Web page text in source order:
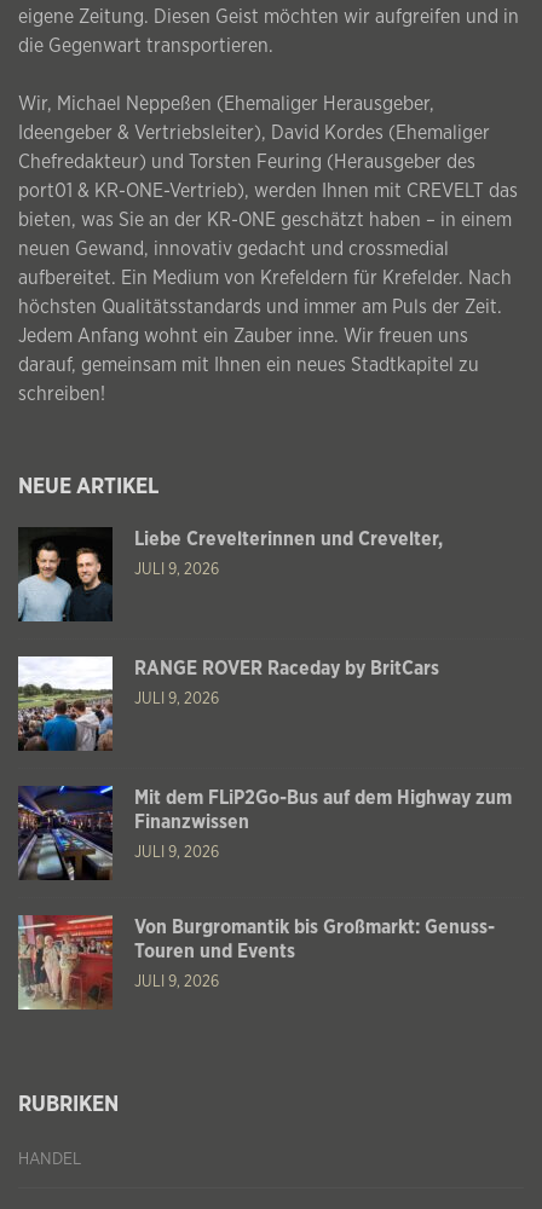
eigene Zeitung. Diesen Geist möchten wir aufgreifen und in
die Gegenwart transportieren.
Wir, Michael Neppeßen (Ehemaliger Herausgeber,
Ideengeber & Vertriebsleiter), David Kordes (Ehemaliger
Chefredakteur) und Torsten Feuring (Herausgeber des
port01 & KR-ONE-Vertrieb), werden Ihnen mit CREVELT das
bieten, was Sie an der KR-ONE geschätzt haben – in einem
neuen Gewand, innovativ gedacht und crossmedial
aufbereitet. Ein Medium von Krefeldern für Krefelder. Nach
höchsten Qualitätsstandards und immer am Puls der Zeit.
Jedem Anfang wohnt ein Zauber inne. Wir freuen uns
darauf, gemeinsam mit Ihnen ein neues Stadtkapitel zu
schreiben!
NEUE ARTIKEL
Liebe Crevelterinnen und Crevelter,
JULI 9, 2026
RANGE ROVER Raceday by BritCars
JULI 9, 2026
Mit dem FLiP2Go-Bus auf dem Highway zum
Finanzwissen
JULI 9, 2026
Von Burgromantik bis Großmarkt: Genuss-
Touren und Events
JULI 9, 2026
RUBRIKEN
HANDEL